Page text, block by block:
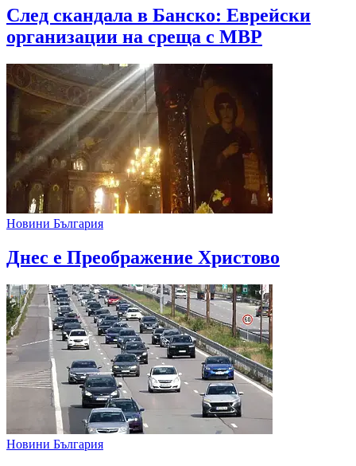
След скандала в Банско: Eврейски
организации на среща с МВР
Новини България
Днес е Преображение Христово
Новини България